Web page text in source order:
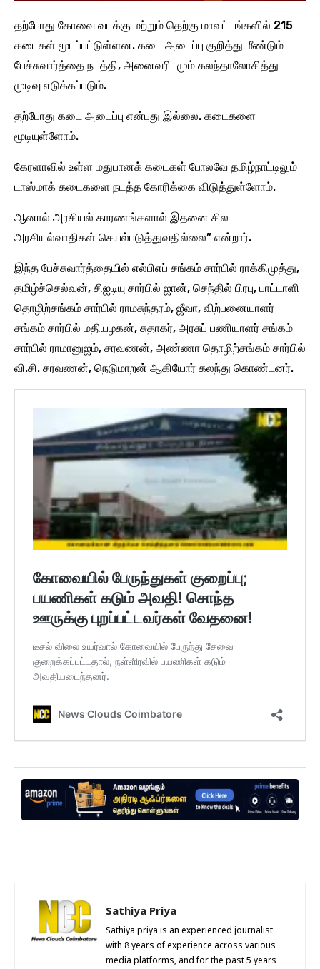
தற்போது கோவை வடக்கு மற்றும் தெற்கு மாவட்டங்களில் 215
கடைகள் மூடப்பட்டுள்ளன. கடை அடைப்பு குறித்து மீண்டும்
பேச்சுவார்த்தை நடத்தி, அனைவரிடமும் கலந்தாலோசித்து
முடிவு எடுக்கப்படும்.
தற்போது கடை அடைப்பு என்பது இல்லை. கடைகளை
மூடியுள்ளோம்.
கேரளாவில் உள்ள மதுபானக் கடைகள் போலவே தமிழ்நாட்டிலும்
டாஸ்மாக் கடைகளை நடத்த கோரிக்கை விடுத்துள்ளோம்.
ஆனால் அரசியல் காரணங்களால் இதனை சில
அரசியல்வாதிகள் செயல்படுத்துவதில்லை” என்றார்.
இந்த பேச்சுவார்த்தையில் எல்பிஎப் சங்கம் சார்பில் ராக்கிமுத்து,
தமிழ்ச்செல்வன், சிஐடியு சார்பில் ஜான், செந்தில் பிரபு, பாட்டாளி
தொழிற்சங்கம் சார்பில் ராமசுந்தரம், ஜீவா, விற்பனையாளர்
சங்கம் சார்பில் மதியழகன், சுதாகர், அரசுப் பணியாளர் சங்கம்
சார்பில் ராமானுஜம், சரவணன், அண்ணா தொழிற்சங்கம் சார்பில்
வி.சி. சரவணன், நெடுமாறன் ஆகியோர் கலந்து கொண்டனர்.
Sathiya Priya
Sathiya priya is an experienced journalist
with 8 years of experience across various
media platforms, and for the past 5 years